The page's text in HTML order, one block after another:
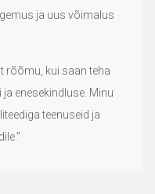
ja uus võimalus
rõõmu, kui saan teha
enesekindluse. Minu
teenuseid ja